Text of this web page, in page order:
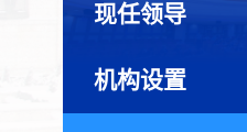
现任领导
机构设置